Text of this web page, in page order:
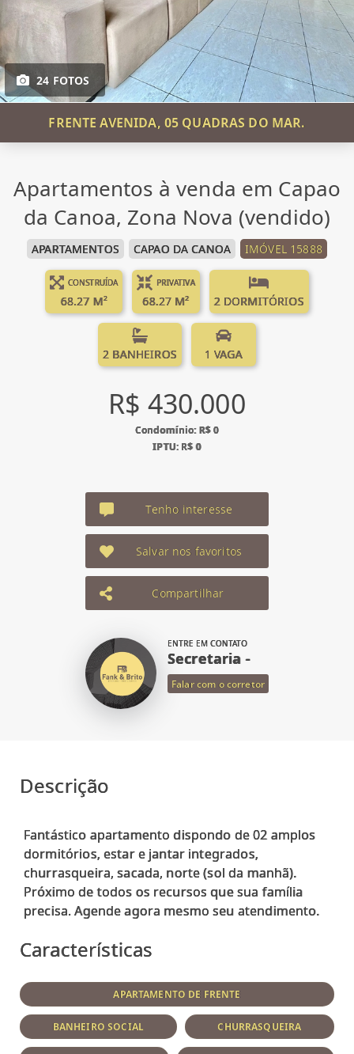
24 FOTOS
FRENTE AVENIDA, 05 QUADRAS DO MAR.
Apartamentos à venda em Capao
da Canoa, Zona Nova (vendido)
APARTAMENTOS CAPAO DA CANOA IMÓVEL 15888
CONSTRUÍDA
68.27 M²
PRIVATIVA
68.27 M² 2 DORMITÓRIOS
2 BANHEIROS 1 VAGA
R$ 430.000
Condomínio: R$ 0
IPTU: R$ 0
Tenho interesse
Salvar nos favoritos
Compartilhar
ENTRE EM CONTATO
Secretaria -
Falar com o corretor
Descrição
Fantástico apartamento dispondo de 02 amplos
dormitórios, estar e jantar integrados,
churrasqueira, sacada, norte (sol da manhã).
Próximo de todos os recursos que sua família
Características
APARTAMENTO DE FRENTE
BANHEIRO SOCIAL CHURRASQUEIRA